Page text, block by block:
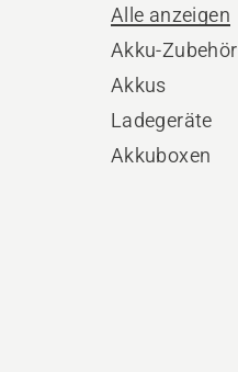
Alle anzeigen
Akku-Zubehör
Akkus
Ladegeräte
Akkuboxen